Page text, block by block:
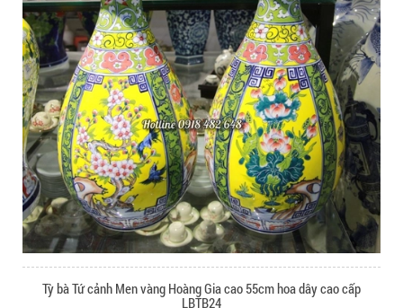
Tỳ bà Tứ cảnh Men vàng Hoàng Gia cao 55cm hoa dây cao cấp
LBTB24